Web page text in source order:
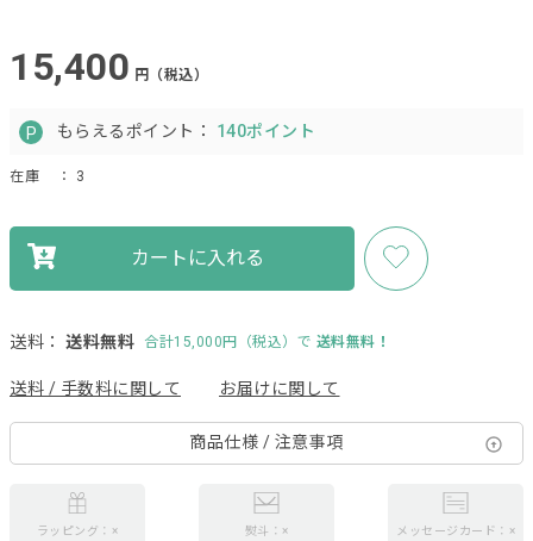
15,400 円（税込）
もらえるポイント： 140ポイント
在庫 ： 3
カートに入れる
送料： 送料無料 合計15,000円（税込）で 送料無料！
送料 / 手数料に関して お届けに関して
商品仕様 / 注意事項
ラッピング：× 熨斗：× メッセージカード：×